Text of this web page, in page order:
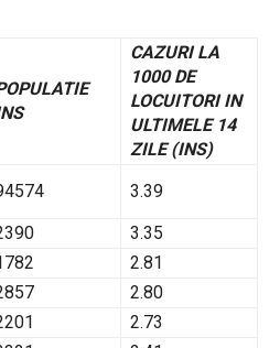
CAZURI LA
1000 DE
LOCUITORI IN
ULTIMELE 14
ZILE (INS)
3.39
3.35
2.81
2.80
2.73